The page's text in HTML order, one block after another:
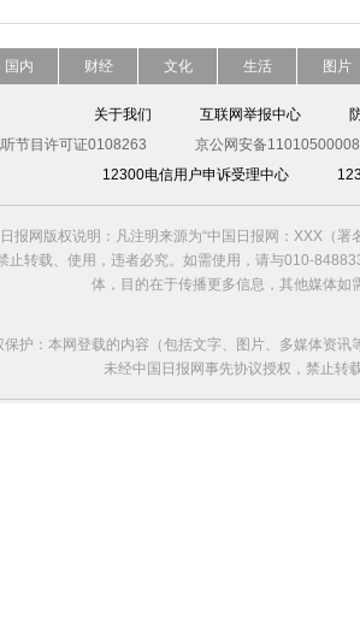
国内 财经 文化 生活 图片
关于我们 互联网举报中心
节目许可证0108263
京公网安备
12300电信用户申诉受理中心
报网版权说明：凡注明来源为“中国日报网：XXX（
止转载、使用，违者必究。如需使用，请与010-
体，目的在于传播更多信息，其他媒体
保护：本网登载的内容（包括文字、图片、多媒体资
未经中国日报网事先协议授权，禁止转